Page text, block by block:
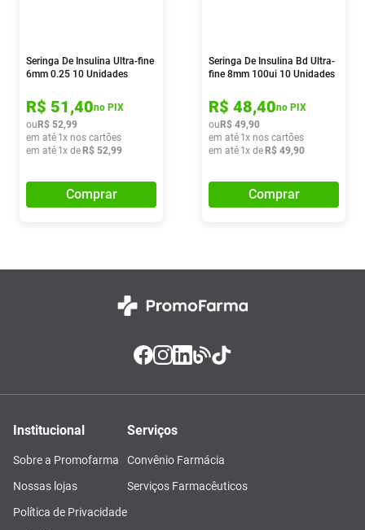
Seringa De Insulina Ultra-fine
6mm 0.25 10 Unidades
R$ 51,40no PIX
ou R$ 52,99
em até 1x nos cartões
em até 1x de R$ 52,99
Comprar
Seringa De Insulina Bd Ultra-
fine 8mm 100ui 10 Unidades
R$ 48,40no PIX
ou R$ 49,90
em até 1x nos cartões
em até 1x de R$ 49,90
Comprar
Institucional
Sobre a Promofarma
Nossas lojas
Política de Privacidade
Serviços
Convênio Farmácia
Serviços Farmacêuticos